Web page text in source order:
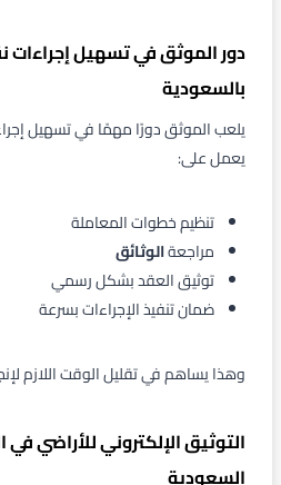
دور الموثق في تسهيل إجراءات
بالسعودية
يلعب الموثق دورًا مهمًا في تسهيل
يعمل على:
تنظيم خطوات المعاملة
مراجعةالوثائق
توثيق العقد بشكل رسمي
ضمان تنفيذ الإجراءات بسرعة
وهذا يساهم في تقليل الوقت اللازم
التوثيق الإلكتروني للأراضي في
السعودية